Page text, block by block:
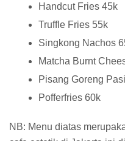
Handcut Fries 45k
Truffle Fries 55k
Singkong Nachos
Matcha Burnt
Pisang Goreng
Pofferfries 60k
NB: Menu diatas